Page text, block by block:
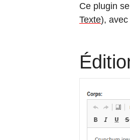
Ce plugin
Texte), avec